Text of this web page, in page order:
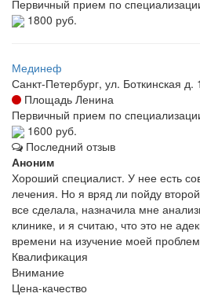
Первичный прием по
1800 руб.
Мединеф
Санкт-Петербург, ул. Боткинская д.
Площадь Ленина
Первичный прием по
1600 руб.
Последний отзыв
Аноним
Хороший специалист. У нее есть
лечения. Но я вряд ли пойду
все сделала, назначила мне
клинике, и я считаю, что это не
времени на изучение моей
Квалификация
Внимание
Цена-качество